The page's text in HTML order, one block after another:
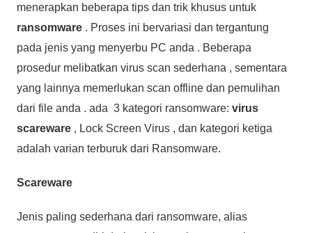
menerapkan beberapa tips dan trik khusus untuk
ransomware. Proses ini bervariasi dan tergantung
pada jenis yang menyerbu PC anda . Beberapa
prosedur melibatkan virus scan sederhana , sementara
yang lainnya memerlukan scan offline dan pemulihan
dari file anda . ada 3 kategori ransomware: virus
scareware, Lock Screen Virus , dan kategori ketiga
adalah varian terburuk dari Ransomware.
Scareware
Jenis paling sederhana dari ransomware, alias